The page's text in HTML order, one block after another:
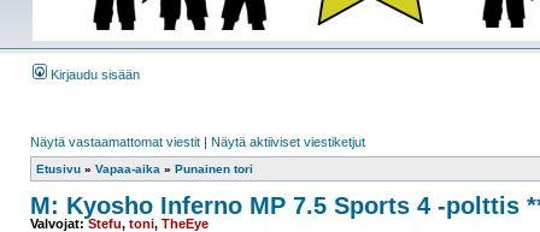
Kirjaudu sisään
Näytä vastaamattomat viestit | Näytä aktiiviset viestiketjut
Etusivu » Vapaa-aika » Punainen tori
M: Kyosho Inferno MP 7.5 Sports 4 -polttis
Valvojat:Stefu, toni, TheEye